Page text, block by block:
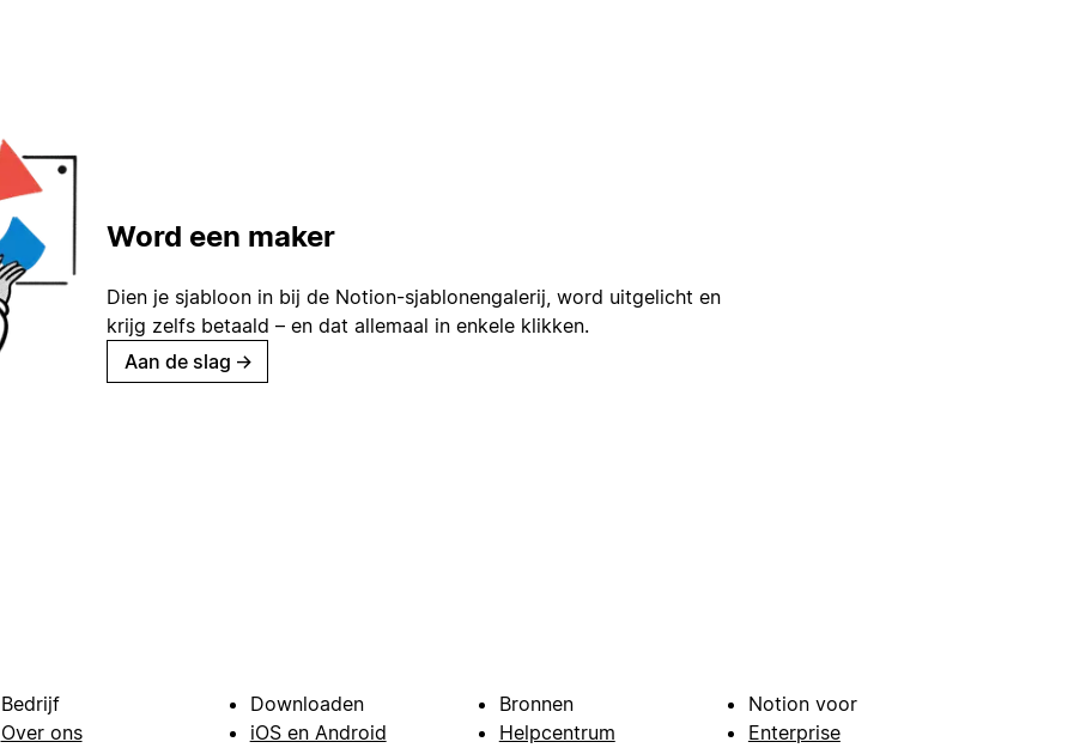
Word een maker
Dien je sjabloon in bij de Notion-sjablonengalerij, word uitgelicht en
krijg zelfs betaald – en dat allemaal in enkele klikken.
Aan de slag →
Bedrijf
Over ons
Downloaden
iOS en Android
Bronnen
Helpcentrum
Notion voor
Enterprise